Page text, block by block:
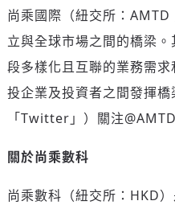
尚乘國際（紐交所：
立與全球市場之間的橋梁
段多樣化且互聯的業務需
投企業及投資者之間發揮
「Twitter」）關注
關於尚乘數科
尚乘數科（紐交所：HKD